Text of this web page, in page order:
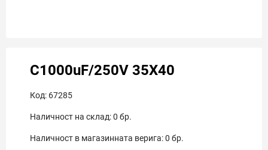
C1000uF/250V 35X40
Код: 67285
Наличност на склад:0 бр.
Наличност в магазинната верига:0 бр.